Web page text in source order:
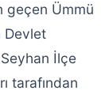
geçen Ümmü
Devlet
İlçe
tarafından